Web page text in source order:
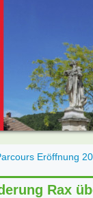
Eröffnung
Rax